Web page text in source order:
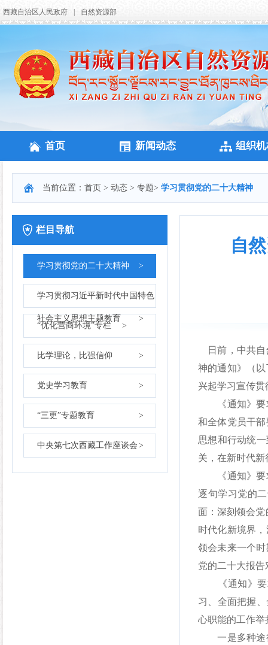
西藏自治区人民政府 自然资源部
首页 新闻动态 组织
当前位置： 首页 > 动态 > 专题> 学习贯彻党的二十大精神
栏目导航
学习贯彻党的二十大精神 >
学习贯彻习近平新时代中国特色
社会主义思想主题教育
>
“优化营商环境”专栏
>
比学理论，比强信仰 >
党史学习教育 >
“三更”专题教育 >
中央第七次西藏工作座谈会 >
自
日前，中共自
神的通知》（
兴起学习宣传贯
《通知》要求
和全体党员干
思想和行动统
关，在新时代
《通知》要求
逐句学习党的
面：深刻领会
时代化新境界
领会未来一个
党的二十大报
《通知》要求
习、全面把握
心职能的工作
一是多种途径